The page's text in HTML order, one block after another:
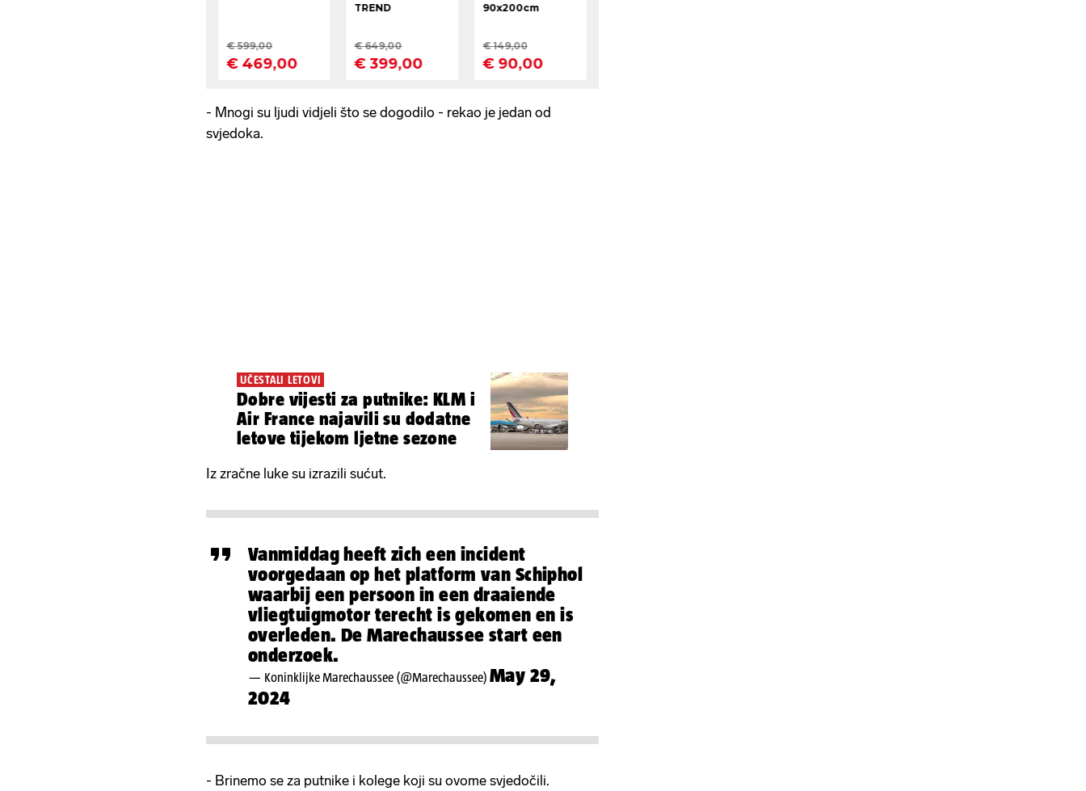
- Mnogi su ljudi vidjeli što se dogodilo - rekao je jedan od
svjedoka.
UČESTALI LETOVI
Dobre vijesti za putnike: KLM i
Air France najavili su dodatne
letove tijekom ljetne sezone
Iz zračne luke su izrazili sućut.
Vanmiddag heeft zich een incident
voorgedaan op het platform van Schiphol
waarbij een persoon in een draaiende
vliegtuigmotor terecht is gekomen en is
overleden. De Marechaussee start een
onderzoek.
— Koninklijke Marechaussee (@Marechaussee) May 29,
2024
- Brinemo se za putnike i kolege koji su ovome svjedočili.